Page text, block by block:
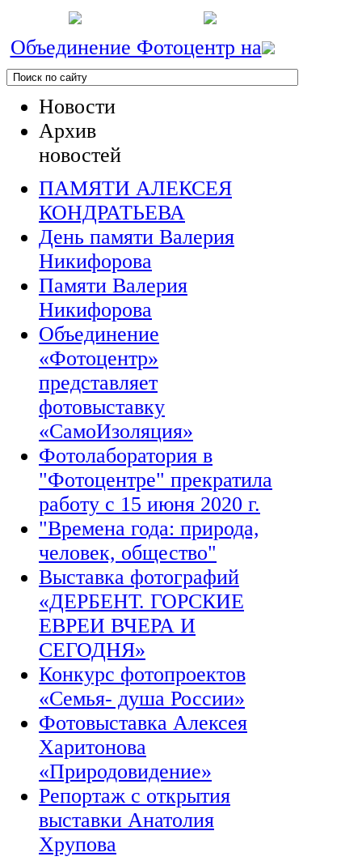
Объединение Фотоцентр на
Новости
Архив
новостей
ПАМЯТИ АЛЕКСЕЯ
КОНДРАТЬЕВА
День памяти Валерия
Никифорова
Памяти Валерия
Никифорова
Объединение
«Фотоцентр»
представляет
фотовыставку
«СамоИзоляция»
Фотолаборатория в
"Фотоцентре" прекратила
работу с 15 июня 2020 г.
"Времена года: природа,
человек, общество"
Выставка фотографий
«ДЕРБЕНТ. ГОРСКИЕ
ЕВРЕИ ВЧЕРА И
СЕГОДНЯ»
Конкурс фотопроектов
«Семья- душа России»
Фотовыставка Алексея
Харитонова
«Природовидение»
Репортаж с открытия
выставки Анатолия
Хрупова